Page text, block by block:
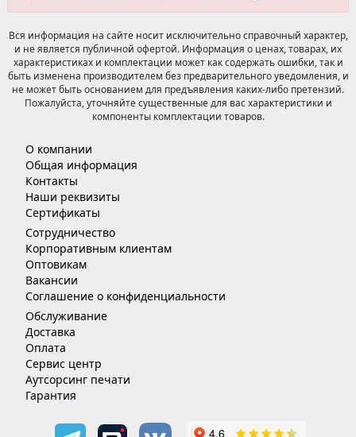
Вся информация на сайте носит исключительно справочный характер,
и не является публичной офертой. Информация о ценах, товарах, их
характеристиках и комплектации может как содержать ошибки, так и
быть изменена производителем без предварительного уведомления, и
не может быть основанием для предъявления каких-либо претензий.
Пожалуйста, уточняйте существенные для вас характеристики и
компоненты комплектации товаров.
О компании
Общая информация
Контакты
Наши реквизиты
Сертификаты
Сотрудничество
Корпоративным клиентам
Оптовикам
Вакансии
Соглашение о конфиденциальности
Обслуживание
Доставка
Оплата
Сервис центр
Аутсорсинг печати
Гарантия